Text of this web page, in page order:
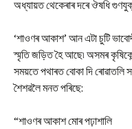
অধ্যায়ত থেকেৰাৰ দৰে ঔষধি
‘শাওণৰ আকাশ’ আন এটা চুটি
স্মৃতি জড়িত হৈ আছে৷ অসমৰ
সময়তে পথাৰত বোকা দি ৰোৱাতলি
শৈশৱলৈ মনত পৰিছে:
“শাওণৰ আকাশ মোৰ পঢ়াশালি